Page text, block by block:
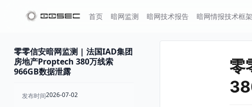
首页 暗网监测 暗网技术报告 暗网情报技术框架
零零信安暗网监测 | 法国IAD集团
房地产Proptech 380万线索
966GB数据泄露
发布时间2026-07-02
零